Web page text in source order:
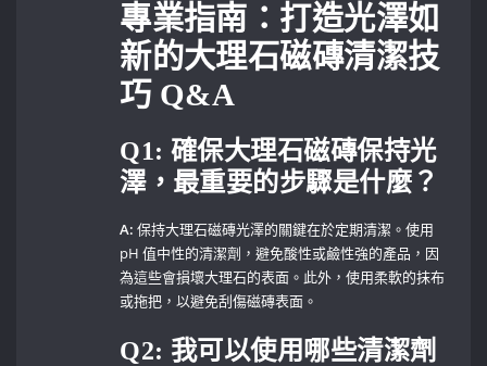
專業指南：打造光澤如
新的大理石磁磚清潔技
巧 Q&A
Q1: ​確保大理石磁磚保持光
澤，最重要的步驟是什麼？
A: 保持大理石磁磚光澤的關鍵在於定期清潔。使用
pH 值中性的清潔劑，避免酸性或鹼性強的產品，因
為這些會損壞大理石的表面。此外，使用柔軟的抹布
或拖把，以避免刮傷磁磚表面。
Q2: 我可以使用哪些清潔劑